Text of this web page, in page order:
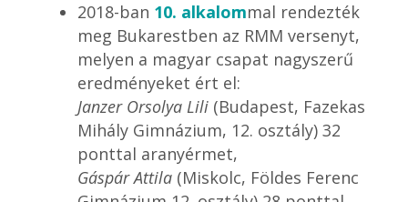
2018-ban 10. alkalommal rendezték
meg Bukarestben az RMM versenyt,
melyen a magyar csapat nagyszerű
eredményeket ért el:
Janzer Orsolya Lili(Budapest, Fazekas
Mihály Gimnázium, 12. osztály) 32
ponttal aranyérmet,
Gáspár Attila(Miskolc, Földes Ferenc